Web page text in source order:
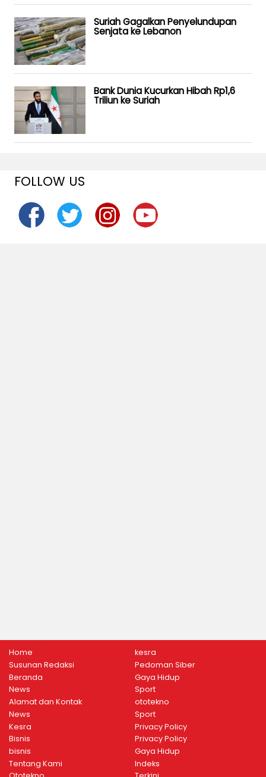
Suriah Gagalkan Penyelundupan
Senjata ke Lebanon
Bank Dunia Kucurkan Hibah Rp1,6
Triliun ke Suriah
FOLLOW US
Home
Susunan Redaksi
Beranda
News
Alamat dan Kontak
News
Kesra
Bisnis
bisnis
Tentang Kami
kesra
Pedoman Siber
Gaya Hidup
Sport
ototekno
Sport
Privacy Policy
Privacy Policy
Gaya Hidup
Indeks